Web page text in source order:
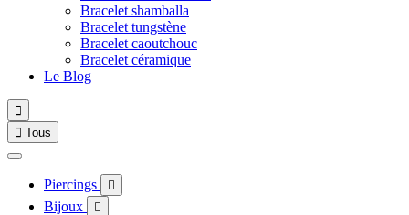
Bracelet shamballa
Bracelet tungstène
Bracelet caoutchouc
Bracelet céramique
Le Blog

 Tous
Piercings 
Bijoux 